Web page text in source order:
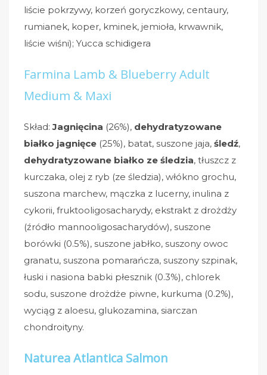
liście pokrzywy, korzeń goryczkowy, centaury,
rumianek, koper, kminek, jemioła, krwawnik,
liście wiśni); Yucca schidigera
Farmina Lamb & Blueberry Adult
Medium & Maxi
Skład:Jagnięcina (26%), dehydratyzowane
białko jagnięce (25%), batat, suszone jaja, śledź,
dehydratyzowane białko ze śledzia, tłuszcz z
kurczaka, olej z ryb (ze śledzia), włókno grochu,
suszona marchew, mączka z lucerny, inulina z
cykorii, fruktooligosacharydy, ekstrakt z drożdży
(źródło mannooligosacharydów), suszone
borówki (0.5%), suszone jabłko, suszony owoc
granatu, suszona pomarańcza, suszony szpinak,
łuski i nasiona babki płesznik (0.3%), chlorek
sodu, suszone drożdże piwne, kurkuma (0.2%),
wyciąg z aloesu, glukozamina, siarczan
chondroityny.
Naturea Atlantica Salmon